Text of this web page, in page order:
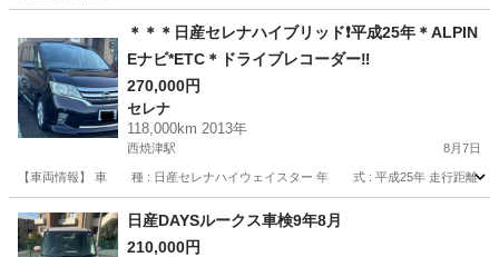
＊＊＊日産セレナハイブリッド❗️平成25年＊ALPIN
Eナビ*ETC＊ドライブレコーダー‼️
270,000円
セレナ
118,000km 2013年
西焼津駅 8月7日
【車両情報】 車 種 : 日産セレナハイウェイスター 年 式 : 平成25年 走行距離
静岡 焼津市 西焼津駅 セレナ 日産セレナ
日産DAYSルークス車検9年8月
210,000円